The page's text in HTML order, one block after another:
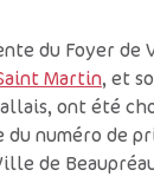
du Foyer de
Martin, et
ont été
du numéro de
de